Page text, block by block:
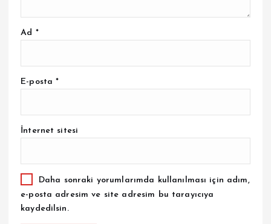
Ad *
E-posta*
İnternet sitesi
Daha sonraki yorumlarımda kullanılması için adım,
e-posta adresim ve site adresim bu tarayıcıya
kaydedilsin.